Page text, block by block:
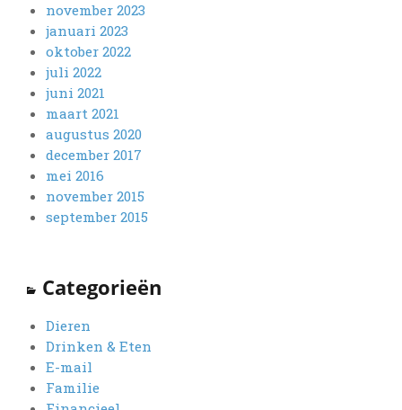
november 2023
januari 2023
oktober 2022
juli 2022
juni 2021
maart 2021
augustus 2020
december 2017
mei 2016
november 2015
september 2015
Categorieën
Dieren
Drinken & Eten
E-mail
Familie